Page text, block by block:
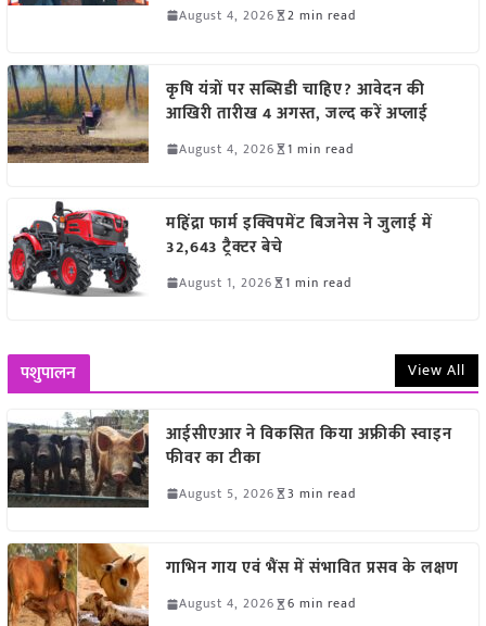
August 4, 2026 2 min read
कृषि यंत्रों पर सब्सिडी चाहिए? आवेदन की
आखिरी तारीख 4 अगस्त, जल्द करें अप्लाई
August 4, 2026 1 min read
महिंद्रा फार्म इक्विपमेंट बिजनेस ने जुलाई में
32,643 ट्रैक्टर बेचे
August 1, 2026 1 min read
पशुपालन View All
आईसीएआर ने विकसित किया अफ्रीकी स्वाइन
फीवर का टीका
August 5, 2026 3 min read
गाभिन गाय एवं भैंस में संभावित प्रसव के लक्षण
August 4, 2026 6 min read